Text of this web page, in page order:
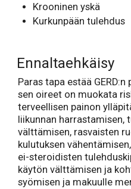
Krooninen yskä
Kurkunpään tulehdus
Ennaltaehkäisy
Paras tapa estää
sen oireet on muokata
terveellisen painon
liikunnan harrastamisen,
välttämisen, rasvaisten
kulutuksen
ei-steroidisten
käytön välttämisen ja
syömisen ja makuulle